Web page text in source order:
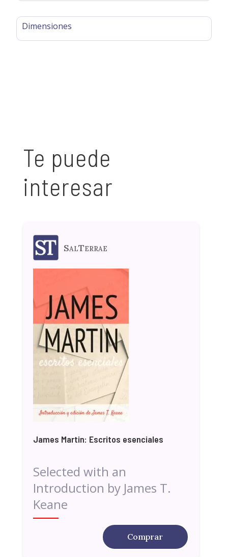
Dimensiones
Te puede
interesar
SalTerrae
James Martin: Escritos esenciales
Selected with an
Introduction by James T.
Keane
Comprar